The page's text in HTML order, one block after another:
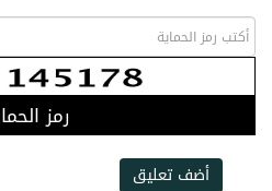
رمز
أضف تعليق